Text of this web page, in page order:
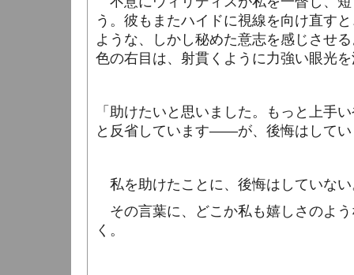
う。彼もまたハイドに視線を向け直す
ような、しかし秘めた意志を感じさせ
色の右目は、射貫くように力強い眼光
「助けたいと思いました。もっと上手
と反省しています――が、後悔はしてい
私を助けたことに、後悔はしていな
その言葉に、どこか私も嬉しさのよ
く。